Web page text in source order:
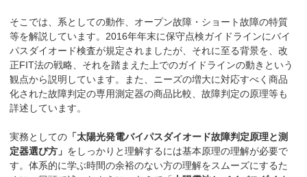
そこでは、系としての動作、オープン故障・ショート故障の特質
等を解説しています。2016年年末に保守点検ガイドラインにバイ
パスダイオード検査が規定されましたが、それに至る背景を、改
正FIT法の戦略、それを踏まえた上でのガイドラインの動きという
観点から説明しています。また、ニーズの増大に対応すべく商品
化された故障判定の専用測定器の商品比較、故障判定の原理等も
詳述しています。
実務としての 「太陽光発電バイパスダイオード故障判定原理と測
定器選び方」 をしっかりと理解するには基本原理の理解が必要で
す。体系的に学ぶ時間の余裕のない方の理解をスムーズにするた